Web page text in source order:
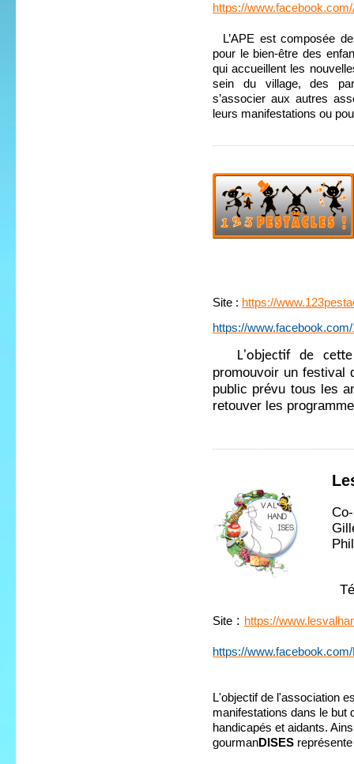
https://
L’APE est composée
pour le bien-être des
qui accueillent les
sein du village, des
s’associer aux autres
leurs manifestations ou
Site : https://
https://
L'objectif de
promouvoir un festival
public prévu tous les
retouver les
Site : https://
https://
L'objectif de l'association
manifestations dans le but
handicapés et aidants.
gourmanDISES